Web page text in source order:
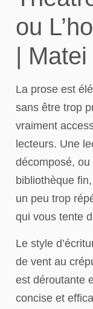
ou
|
La prose est
sans être trop
vraiment
lecteurs. Une
décomposé, ou
bibliothèque
un peu trop
qui vous tente
Le style
de vent au
est déroutante
concise et